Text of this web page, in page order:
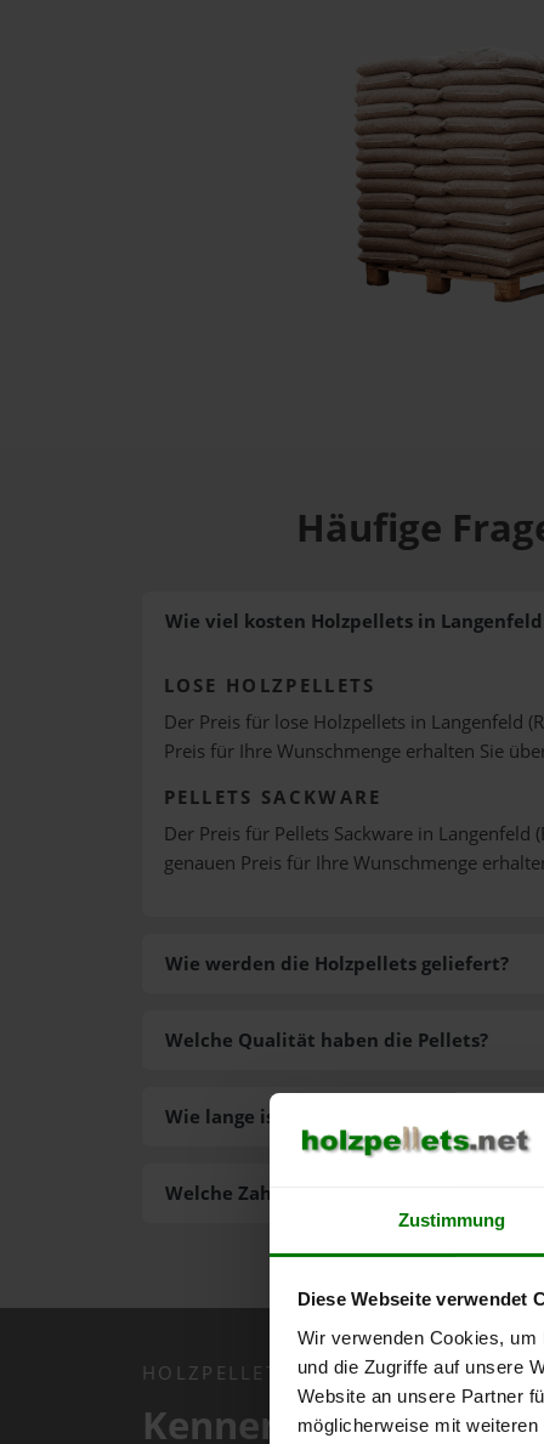
Zustimmung
Diese Webseite verwendet
Wir verwenden Cookies,
und die Zugriffe auf unsere
Website an unsere Partner
möglicherweise mit
Häufige
Wie viel kosten Holzpellets in
LOSE HOLZPELLETS
Der Preis für lose Holzpellets in Langenfeld
Preis für Ihre Wunschmenge erhalten Sie
PELLETS SACKWARE
Der Preis für Pellets Sackware in Langenfeld
genauen Preis für Ihre Wunschmenge
Wie werden die Holzpellets geliefert?
Welche Zahlungsarten gibt es?
Welche Qualität haben die Pellets?
Wie lange ist die Lieferzeit der Pellets?
HOLZPELLETS.NET APP
Kennen Sie schon